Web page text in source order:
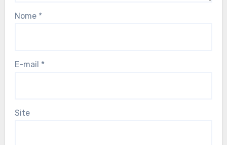
Nome *
E-mail *
Site